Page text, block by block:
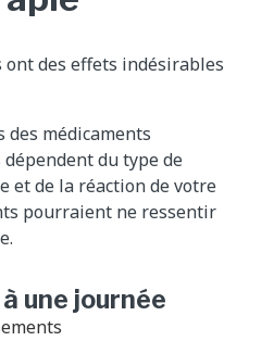
des effets indésirables
médicaments
du type de
et de la réaction de votre
pourraient ne ressentir
une journée